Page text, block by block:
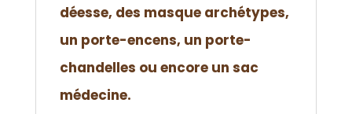
déesse, des masque archétypes,
un porte-encens, un porte-
chandelles ou encore un sac
médecine.